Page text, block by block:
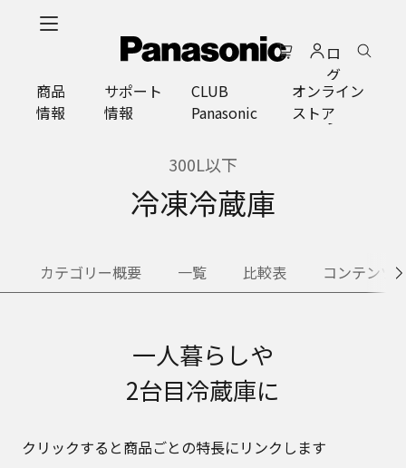
ロ
グ
イ
ン
商品
情報
サポート
情報
CLUB
Panasonic
オンライン
ストア
300L以下
冷凍冷蔵庫
カテゴリー概要 一覧 比較表 コンテンツ
一人暮らしや
2台目冷蔵庫に
クリックすると商品ごとの特長にリンクします